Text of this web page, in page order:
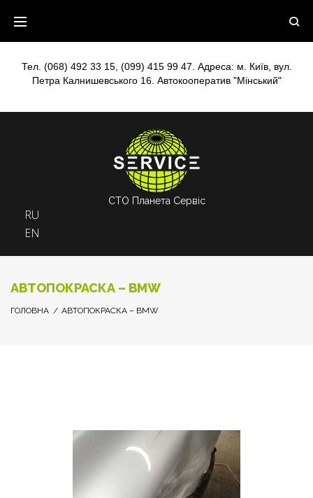
content
Тел. (068) 492 33 15, (099) 415 99 47 . Адреса: м. Київ, вул.
Петра Калнишевського 16. Автокооператив "Мінський"
СТО Планета Сервіс
RU
EN
АВТОПОКРАСКА – BMW
ГОЛОВНА / АВТОПОКРАСКА – BMW